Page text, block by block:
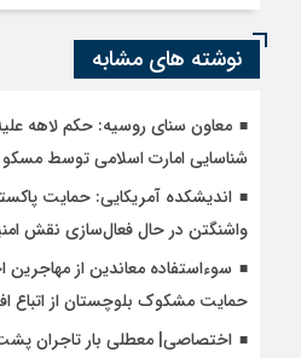
نوشته های مشابه
معاون سنای روسیه: حکم لاهه
شناسایی امارت اسلامی توسط
اندیشکده آمریکایی: حمایت
واشنگتن در حال فعال‌سازی نقش
سوءاستفاده معاندین از مهاجرین
حمایت مشکوک بلوچستان از اتباع
اختصاصی| معطلی بار تاجران پشت